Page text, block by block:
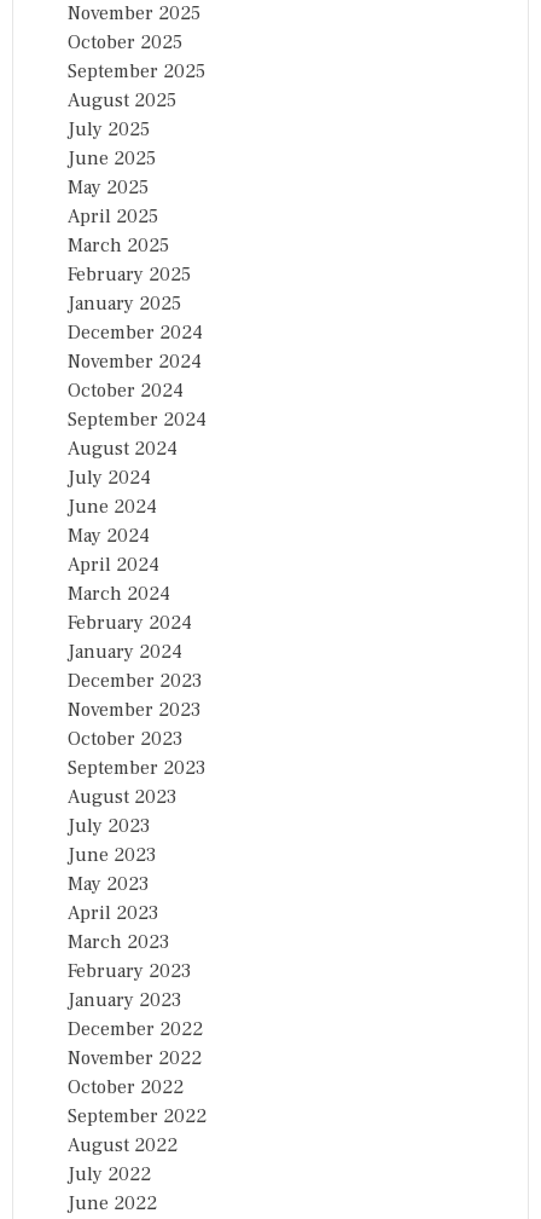
November 2025
October 2025
September 2025
August 2025
July 2025
June 2025
May 2025
April 2025
March 2025
February 2025
January 2025
December 2024
November 2024
October 2024
September 2024
August 2024
July 2024
June 2024
May 2024
April 2024
March 2024
February 2024
January 2024
December 2023
November 2023
October 2023
September 2023
August 2023
July 2023
June 2023
May 2023
April 2023
March 2023
February 2023
January 2023
December 2022
November 2022
October 2022
September 2022
August 2022
July 2022
June 2022